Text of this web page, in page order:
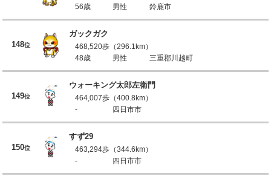
56歳
男性 鈴鹿市
148位
ガックガク
468,520歩（296.1km）
48歳
男性 三重郡川越町
149位
ウォーキング太郎左衛門
464,007歩（400.8km）
-
四日市市
150位
すず29
463,294歩（344.6km）
-
四日市市